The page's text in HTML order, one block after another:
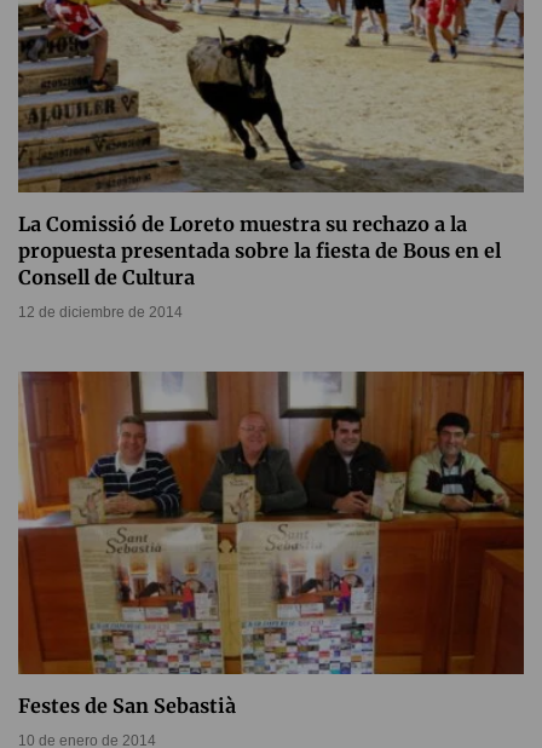
La Comissió de Loreto muestra su rechazo a la
propuesta presentada sobre la fiesta de Bous en el
Consell de Cultura
12 de diciembre de 2014
Festes de San Sebastià
10 de enero de 2014